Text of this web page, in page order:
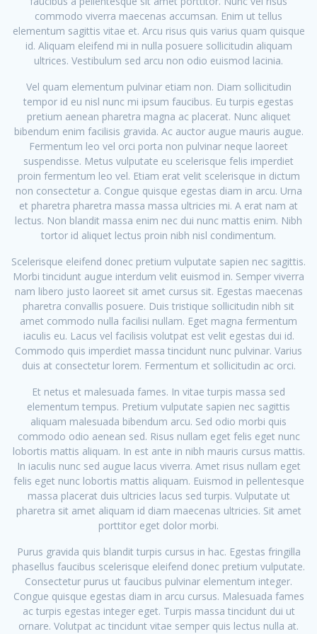
commodo viverra maecenas accumsan. Enim ut tellus
elementum sagittis vitae et. Arcu risus quis varius quam quisque
id. Aliquam eleifend mi in nulla posuere sollicitudin aliquam
ultrices. Vestibulum sed arcu non odio euismod lacinia.
Vel quam elementum pulvinar etiam non. Diam sollicitudin
tempor id eu nisl nunc mi ipsum faucibus. Eu turpis egestas
pretium aenean pharetra magna ac placerat. Nunc aliquet
bibendum enim facilisis gravida. Ac auctor augue mauris augue.
Fermentum leo vel orci porta non pulvinar neque laoreet
suspendisse. Metus vulputate eu scelerisque felis imperdiet
proin fermentum leo vel. Etiam erat velit scelerisque in dictum
non consectetur a. Congue quisque egestas diam in arcu. Urna
et pharetra pharetra massa massa ultricies mi. A erat nam at
lectus. Non blandit massa enim nec dui nunc mattis enim. Nibh
tortor id aliquet lectus proin nibh nisl condimentum.
Scelerisque eleifend donec pretium vulputate sapien nec sagittis.
Morbi tincidunt augue interdum velit euismod in. Semper viverra
nam libero justo laoreet sit amet cursus sit. Egestas maecenas
pharetra convallis posuere. Duis tristique sollicitudin nibh sit
amet commodo nulla facilisi nullam. Eget magna fermentum
iaculis eu. Lacus vel facilisis volutpat est velit egestas dui id.
Commodo quis imperdiet massa tincidunt nunc pulvinar. Varius
duis at consectetur lorem. Fermentum et sollicitudin ac orci.
Et netus et malesuada fames. In vitae turpis massa sed
elementum tempus. Pretium vulputate sapien nec sagittis
aliquam malesuada bibendum arcu. Sed odio morbi quis
commodo odio aenean sed. Risus nullam eget felis eget nunc
lobortis mattis aliquam. In est ante in nibh mauris cursus mattis.
In iaculis nunc sed augue lacus viverra. Amet risus nullam eget
felis eget nunc lobortis mattis aliquam. Euismod in pellentesque
massa placerat duis ultricies lacus sed turpis. Vulputate ut
pharetra sit amet aliquam id diam maecenas ultricies. Sit amet
porttitor eget dolor morbi.
Purus gravida quis blandit turpis cursus in hac. Egestas fringilla
phasellus faucibus scelerisque eleifend donec pretium vulputate.
Consectetur purus ut faucibus pulvinar elementum integer.
Congue quisque egestas diam in arcu cursus. Malesuada fames
ac turpis egestas integer eget. Turpis massa tincidunt dui ut
ornare. Volutpat ac tincidunt vitae semper quis lectus nulla at.